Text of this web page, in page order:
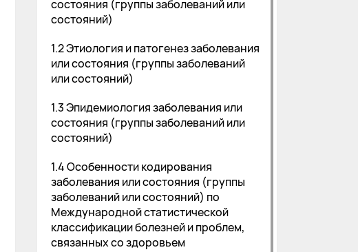
состояния (группы заболеваний или
состояний)
1.2 Этиология и патогенез заболевания
или состояния (группы заболеваний
или состояний)
1.3 Эпидемиология заболевания или
состояния (группы заболеваний или
состояний)
1.4 Особенности кодирования
заболевания или состояния (группы
заболеваний или состояний) по
Международной статистической
классификации болезней и проблем,
связанных со здоровьем